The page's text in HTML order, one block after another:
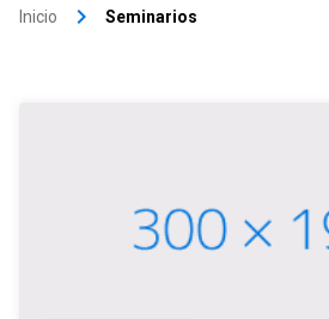
Inicio keyboard_arrow_right Seminarios